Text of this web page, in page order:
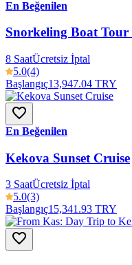
En Beğenilen
Snorkeling Boat Tour
8 SaatÜcretsiz İptal
5.0(4)
Başlangıç13,947.04 TRY
En Beğenilen
Kekova Sunset Cruise
3 SaatÜcretsiz İptal
5.0(3)
Başlangıç15,341.93 TRY